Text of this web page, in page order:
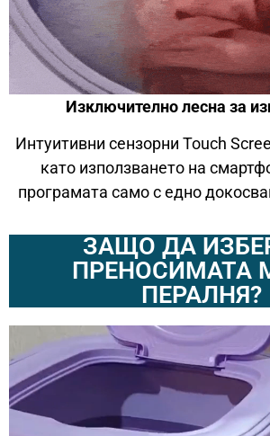
Изключително лесна за
Интуитивни сензорни Touch
като използването на
програмата само с едно
ЗАЩО ДА
ПРЕНОСИМАТА
ПЕРАЛНЯ?